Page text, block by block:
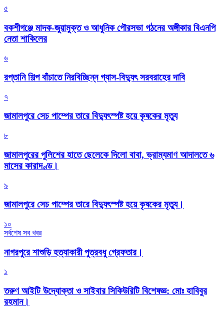
৫
বকশীগঞ্জে মাদক-জুয়ামুক্ত ও আধুনিক পৌরসভা গঠনের অঙ্গীকার বিএনপি
নেতা শাকিলের
৬
রপ্তানি শিল্প বাঁচাতে নিরবিচ্ছিন্ন গ্যাস-বিদ্যুৎ সরবরাহের দাবি
৭
জামালপুরে সেচ পাম্পের তারে বিদ্যুৎস্পষ্ট হয়ে কৃষকের মৃত্যু
৮
জামালপুরের পুলিশের হাতে ছেলেকে দিলো বাবা, ভ্রাম্যমাণ আদালতে ৬
মাসের কারাদণ্ড।
৯
জামালপুরে সেচ পাম্পের তারে বিদ্যুৎস্পষ্ট হয়ে কৃষকের মৃত্যু।
১০
সর্বশেষ সব খবর
নাগরপুরে শাশুড়ি হত্যাকারী পুত্রবধু গ্রেফতার।
১
তরুণ আইটি উদ্যোক্তা ও সাইবার সিকিউরিটি বিশেষজ্ঞ: মোঃ হাবিবুর
রহমান।